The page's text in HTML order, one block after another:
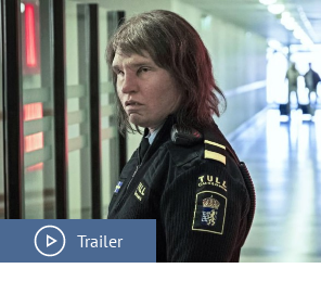
Trailer